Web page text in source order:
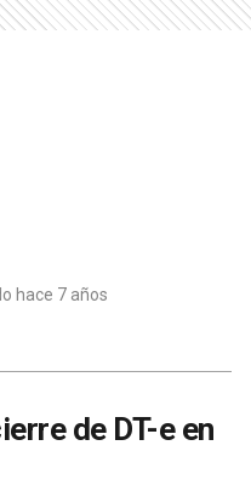
hace 7 años
de DT-e en